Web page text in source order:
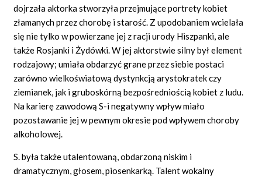
dojrzała aktorka stworzyła przejmujące portrety kobiet
złamanych przez chorobę i starość. Z upodobaniem wcielała
się nie tylko w powierzane jej z racji urody Hiszpanki, ale
także Rosjanki i Żydówki. W jej aktorstwie silny był element
rodzajowy; umiała obdarzyć grane przez siebie postaci
zarówno wielkoświatową dystynkcją arystokratek czy
ziemianek, jak i gruboskórną bezpośredniością kobiet z ludu.
Na karierę zawodową S-i negatywny wpływ miało
pozostawanie jej w pewnym okresie pod wpływem choroby
alkoholowej.
S. była także utalentowaną, obdarzoną niskim i
dramatycznym, głosem, piosenkarką. Talent wokalny